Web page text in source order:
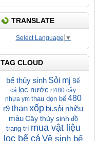
TRANSLATE
Select Language ▼
TAG CLOUD
bể thủy sinh Sỏi mj Bể
cá lọc nước rt480 cây
nhựa ym thau dọn bể 480
r9thanxốp bi.sỏi nhiều
màu Cây thủy sinh đồ
trang trí mua vật liệu
lọc bể cáVệ sinh bể